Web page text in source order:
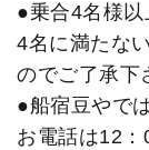
●乗合4名様
4名に満たな
のでご了承下
●船宿豆やで
お電話は12